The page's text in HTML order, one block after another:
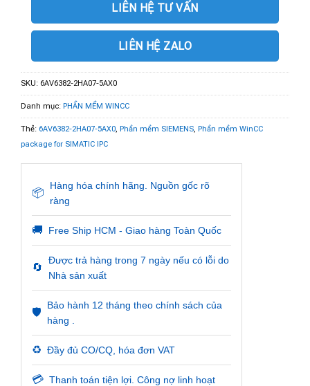
LIÊN HỆ TƯ VẤN
LIÊN HỆ ZALO
SKU: 6AV6382-2HA07-5AX0
Danh mục: PHẦN MỀM WINCC
Thẻ: 6AV6382-2HA07-5AX0, Phần mềm SIEMENS, Phần mềm WinCC
package for SIMATIC IPC
📦
Hàng hóa chính hãng. Nguồn gốc rõ
ràng
🚚 Free Ship HCM - Giao hàng Toàn Quốc
🔄
Được trả hàng trong 7 ngày nếu có lỗi do
Nhà sản xuất
🛡️
Bảo hành 12 tháng theo chính sách của
hàng .
♻️ Đầy đủ CO/CQ, hóa đơn VAT
💳 Thanh toán tiện lợi. Công nợ linh hoạt